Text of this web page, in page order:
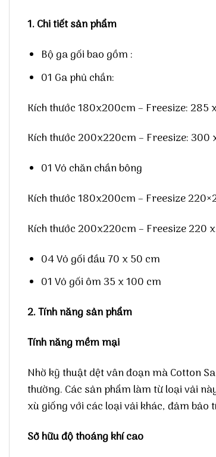
1. Chi tiết sản phẩm
Bộ ga gối bao gồm :
01 Ga phủ chần:
Kích thước 180x200cm – Freesize: 285
Kích thước 200x220cm – Freesize: 300
01 Vỏ chăn chần bông
Kích thước 180x200cm – Freesize
Kích thước 200x220cm – Freesize 220
04 Vỏ gối đầu 70 x 50 cm
01 Vỏ gối ôm 35 x 100 cm
2. Tính năng sản phẩm
Tính năng mềm mại
Nhờ kỹ thuật dệt vân đoạn mà Cotton
thường. Các sản phẩm làm từ loại vải
xù giống với các loại vải khác, đảm
Sở hữu độ thoáng khí cao